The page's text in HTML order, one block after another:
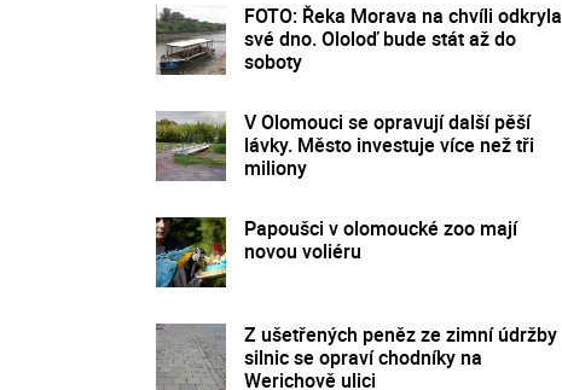
FOTO: Řeka Morava na chvíli odkryla
své dno. Ololoď bude stát až do
soboty
V Olomouci se opravují další pěší
lávky. Město investuje více než tři
miliony
Papoušci v olomoucké zoo mají
novou voliéru
Z ušetřených peněz ze zimní údržby
silnic se opraví chodníky na
Werichově ulici